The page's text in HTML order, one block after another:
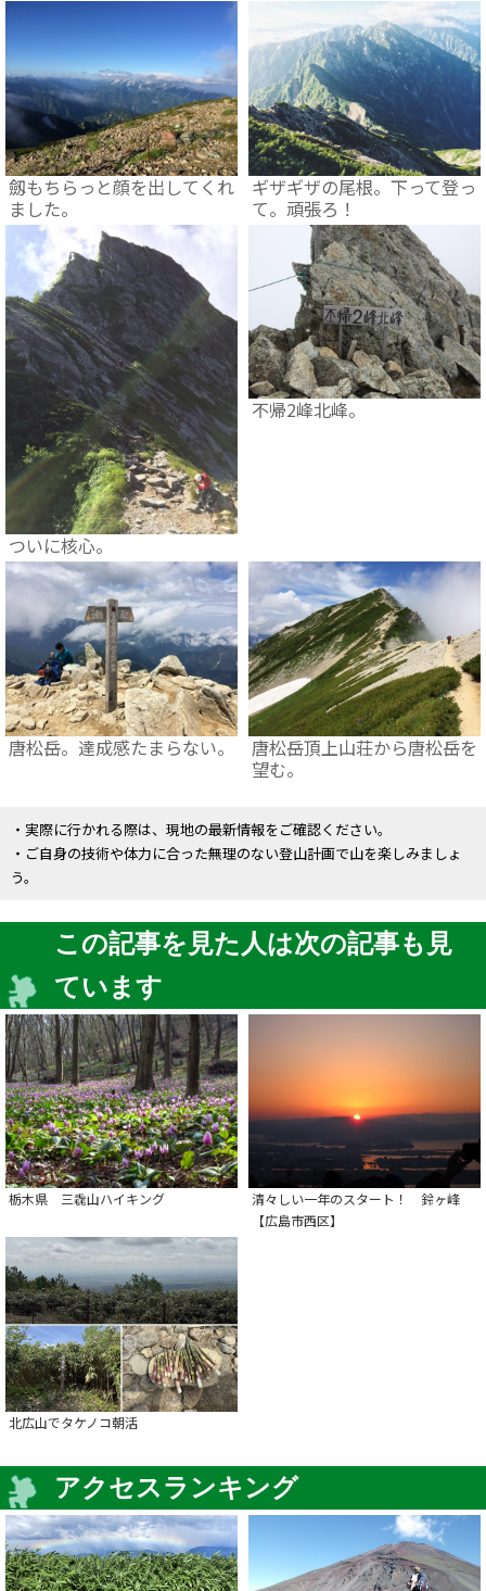
劔もちらっと顔を出してくれ
ました。
ギザギザの尾根。下って登っ
て。頑張ろ！
ついに核心。
不帰2峰北峰。
唐松岳。達成感たまらない。
唐松岳頂上山荘から唐松岳を
望む。
・実際に行かれる際は、現地の最新情報をご確認ください。
・ご自身の技術や体力に合った無理のない登山計画で山を楽しみましょ
う。
この記事を見た人は次の記事も見
ています
栃木県 三毳山ハイキング
清々しい一年のスタート！ 鈴ヶ峰
【広島市西区】
北広山でタケノコ朝活
アクセスランキング